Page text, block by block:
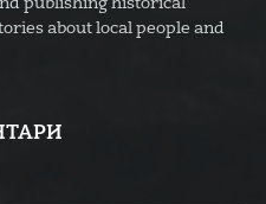
about local people and